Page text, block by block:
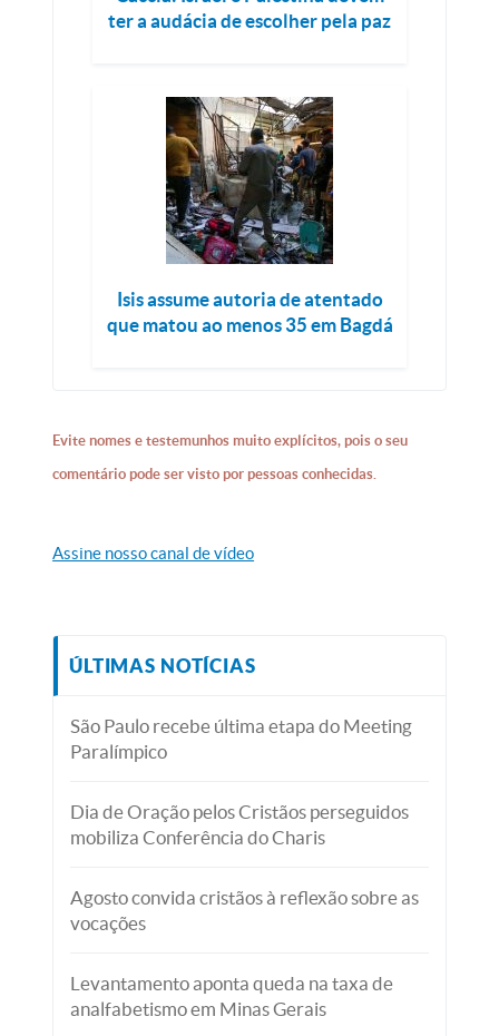
ter a audácia de escolher pela paz
Isis assume autoria de atentado
que matou ao menos 35 em Bagdá
Evite nomes e testemunhos muito explícitos, pois o seu
comentário pode ser visto por pessoas conhecidas.
Assine nosso canal de vídeo
ÚLTIMAS NOTÍCIAS
São Paulo recebe última etapa do Meeting
Paralímpico
Dia de Oração pelos Cristãos perseguidos
mobiliza Conferência do Charis
Agosto convida cristãos à reflexão sobre as
vocações
Levantamento aponta queda na taxa de
analfabetismo em Minas Gerais